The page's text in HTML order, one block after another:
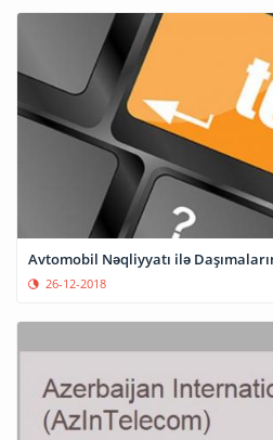
Avtomobil Nəqliyyatı ilə
26-12-2018